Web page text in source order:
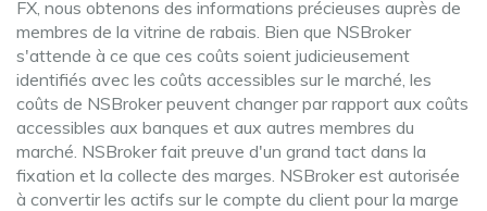
FX, nous obtenons des informations précieuses auprès de
membres de la vitrine de rabais. Bien que NSBroker
s'attende à ce que ces coûts soient judicieusement
identifiés avec les coûts accessibles sur le marché, les
coûts de NSBroker peuvent changer par rapport aux coûts
accessibles aux banques et aux autres membres du
marché. NSBroker fait preuve d'un grand tact dans la
fixation et la collecte des marges. NSBroker est autorisée
à convertir les actifs sur le compte du client pour la marge